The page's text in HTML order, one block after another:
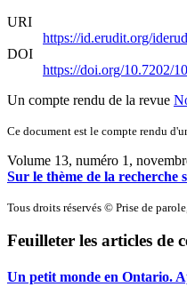
URI
https://id.erudit.org/
DOI
https://doi.org/10.7202/
Un compte rendu de la revue
Ce document est le compte rendu
Volume 13, numéro 1,
Sur le thème de la recherche
Tous droits réservés © Prise de
Feuilleter les articles de
Un petit monde en Ontario.